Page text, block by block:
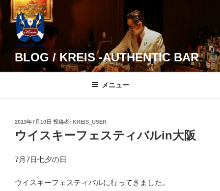
コ
BLOG / KREIS -AUTHENTIC BAR
メニュー
投
日:
2013年7月10日 投稿者: KREIS_USER
ウイスキーフェスティバルin大阪
7月7日七夕の日
ウイスキーフェスティバルに行ってきました。